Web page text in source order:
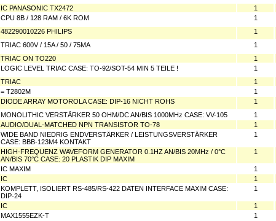
IC PANASONIC TX2472 1
CPU 8B / 128 RAM / 6K ROM 1
482290010226 PHILIPS 1
TRIAC 600V / 15A / 50 / 75MA 1
TRIAC ON TO220 1
LOGIC LEVEL TRIAC CASE: TO-92/SOT-54 MIN 5 TEILE ! 1
TRIAC 1
= T2802M 1
DIODE ARRAY MOTOROLA CASE: DIP-16 NICHT ROHS 1
MONOLITHIC VERSTÄRKER 50 OHM/DC AN/BIS 1000MHz CASE: VV-105 1
AUDIO/DUAL-MATCHED NPN TRANSISTOR TO-78 1
WIDE BAND NIEDRIG ENDVERSTÄRKER / LEISTUNGSVERSTÄRKER
CASE: BBB-123M4 KONTAKT
1
HIGH-FREQUENZ WAVEFORM GENERATOR 0.1HZ AN/BIS 20MHz / 0°C
AN/BIS 70°C CASE: 20 PLASTIK DIP MAXIM
1
IC MAXIM 1
IC 1
KOMPLETT, ISOLIERT RS-485/RS-422 DATEN INTERFACE MAXIM CASE:
DIP-24
1
IC 1
MAX1555EZK-T 1